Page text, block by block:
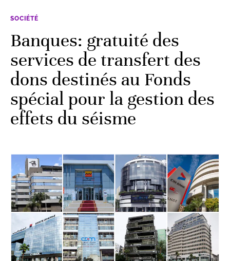
SOCIÉTÉ
Banques: gratuité des
services de transfert des
dons destinés au Fonds
spécial pour la gestion des
effets du séisme